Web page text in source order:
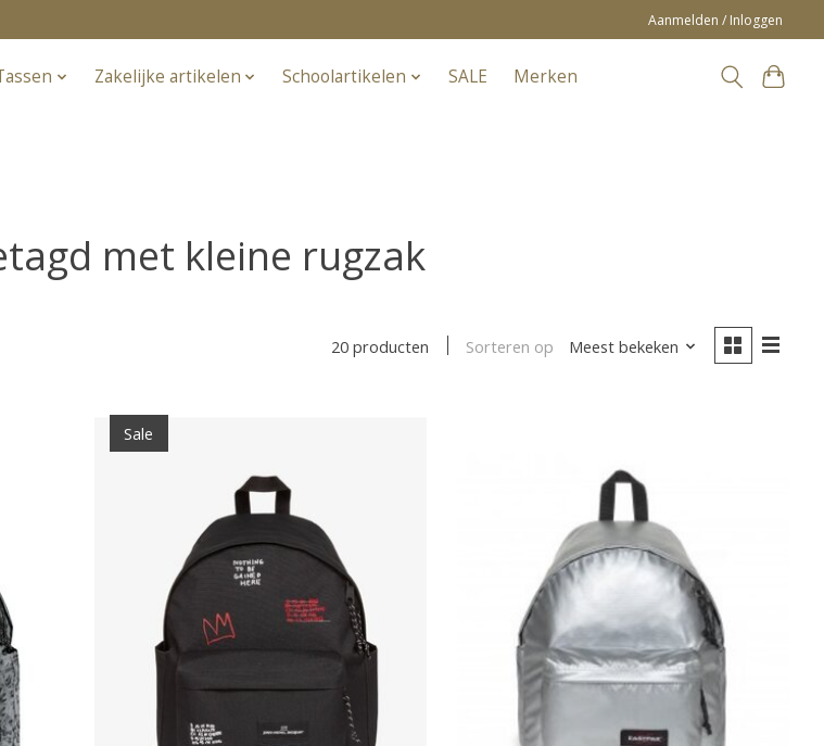
Aanmelden / Inloggen
Zakelijke artikelen Schoolartikelen SALE Merken
met kleine rugzak
20 producten Sorteren op Meest bekeken
Sale